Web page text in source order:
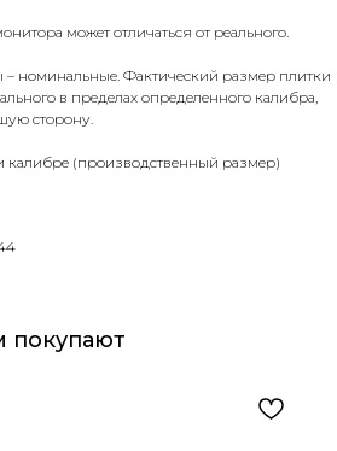
может отличаться от реального.
– номинальные. Фактический размер плитки
в пределах определенного калибра,
сторону.
калибре (производственный размер)
покупают